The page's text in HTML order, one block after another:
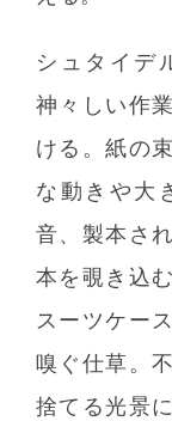
シュタイデ
神々しい作
ける。紙の
な動きや大
音、製本さ
本を覗き込
スーツケー
嗅ぐ仕草。
捨てる光景